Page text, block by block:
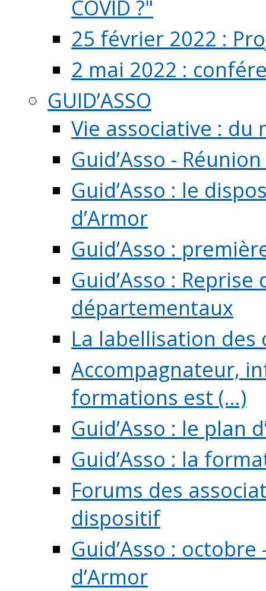
COVID ?"
25 février 2022 :
2 mai 2022 :
GUID’ASSO
Vie associative : du
Guid’Asso -
Guid’Asso : le
d’Armor
Guid’Asso :
Guid’Asso :
départementaux
La labellisation
Accompagnateur,
formations est (...)
Guid’Asso : le plan
Guid’Asso : la
Forums des
dispositif
Guid’Asso :
d’Armor